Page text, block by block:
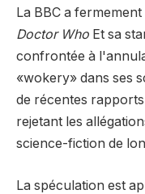
La BBC a
Doctor Who Et sa
confrontée à
«wokery» dans ses
de récentes
rejetant les
science-fiction de
La spéculation est